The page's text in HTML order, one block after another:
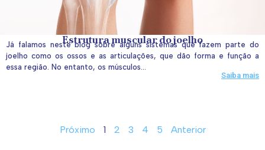
Estrutura muscular do joelho
Já falamos neste blog sobre alguns sistemas que fazem parte do
joelho como os ossos e as articulações, que dão forma e função a
essa região. No entanto, os músculos...
Saiba mais
Próximo 1 2 3 4 5 Anterior